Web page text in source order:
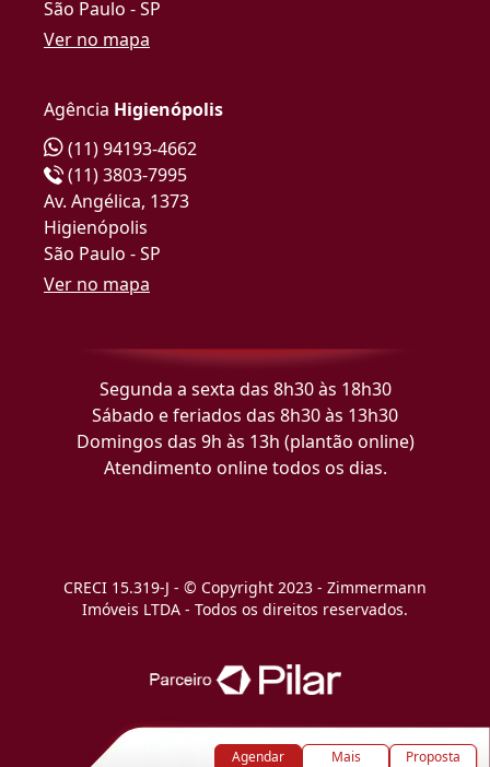
Agendar
Mais
Proposta
São Paulo - SP
Ver no mapa
Agência Higienópolis
(11) 94193-4662
(11) 3803-7995
Av. Angélica, 1373
Higienópolis
São Paulo - SP
Ver no mapa
Segunda a sexta das 8h30 às 18h30
Sábado e feriados das 8h30 às 13h30
Domingos das 9h às 13h (plantão online)
Atendimento online todos os dias.
CRECI 15.319-J - © Copyright 2023 - Zimmermann
Imóveis LTDA - Todos os direitos reservados.